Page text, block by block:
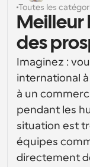
Par taille d'équipe
Pour les
Planification
Pour les
Pour les
Planification
Pour les
Entreprise
Développeur
API
Ressources
Police : Cal
Notre
Tarification
Toutes les
Meilleur
des
Imaginez :
international
à un
pendant les
situation est
équipes
directement